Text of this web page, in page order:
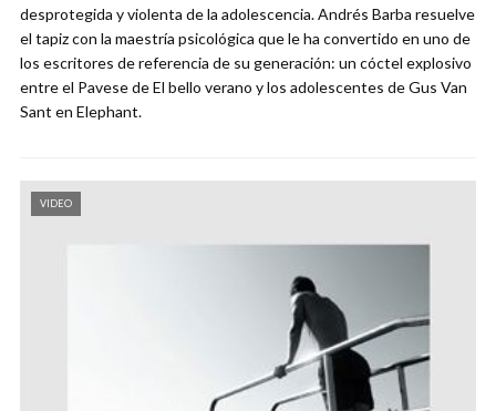
desprotegida y violenta de la adolescencia. Andrés Barba resuelve
el tapiz con la maestría psicológica que le ha convertido en uno de
los escritores de refe­rencia de su generación: un cóctel explosivo
entre el Pavese de El bello verano y los adolescentes de Gus Van
Sant en Elephant.
VIDEO